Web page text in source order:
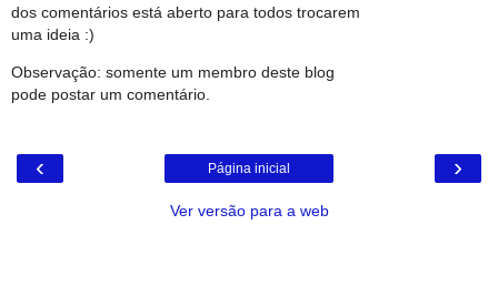
dos comentários está aberto para todos trocarem
uma ideia :)
Observação: somente um membro deste blog
pode postar um comentário.
‹ ›
Página inicial
Ver versão para a web